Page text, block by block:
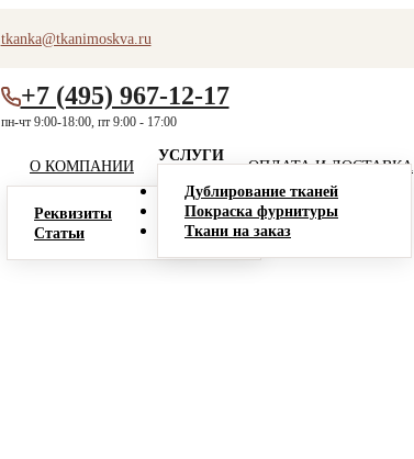
tkanka@tkanimoskva.ru
+7 (495) 967-12-17
пн-чт 9:00-18:00, пт 9:00 - 17:00
О КОМПАНИИ
Реквизиты
Статьи
УСЛУГИ
Дублирование тканей
Покраска фурнитуры
Ткани на заказ
ОПЛАТА И ДОСТАВКА